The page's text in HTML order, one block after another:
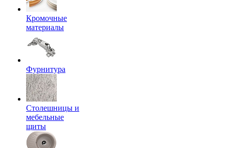
Кромочные
материалы
Фурнитура
Столешницы и
мебельные
щиты